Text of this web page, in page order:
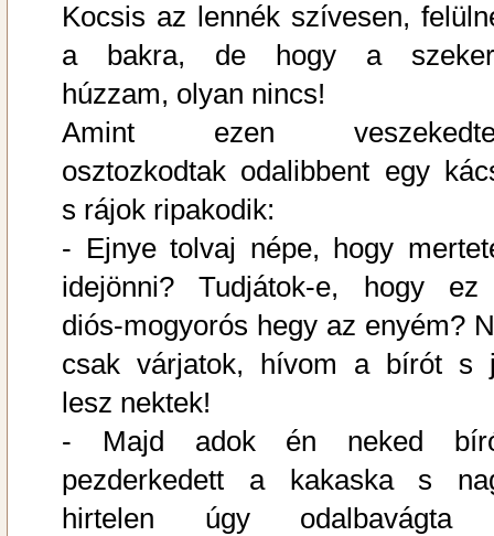
Kocsis az lennék szívesen,
a bakra, de hogy a
húzzam, olyan nincs!
Amint ezen
osztozkodtak odalibbent egy
s rájok ripakodik:
- Ejnye tolvaj népe, hogy
idejönni? Tudjátok-e, hogy
diós-mogyorós hegy az enyém?
csak várjatok, hívom a bírót s
lesz nektek!
- Majd adok én neked
pezderkedett a kakaska s
hirtelen úgy odalbavágta